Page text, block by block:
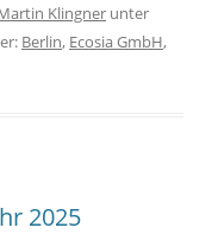
Klingner unter
Berlin, Ecosia GmbH,
2025